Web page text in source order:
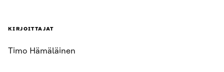
KIRJOITTAJAT
Timo Hämäläinen